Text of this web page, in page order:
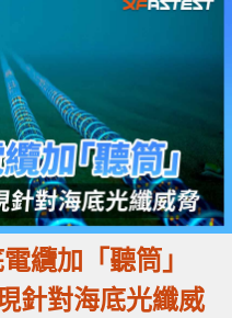
纜加「聽筒」
針對海底光纖威